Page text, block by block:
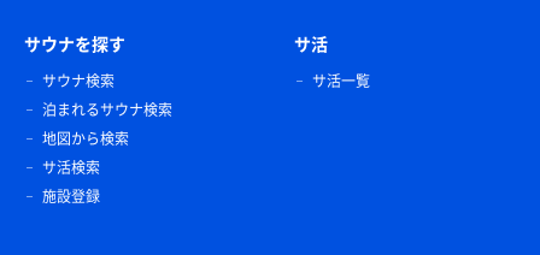
サウナを探す
サウナ検索
泊まれるサウナ検索
地図から検索
サ活検索
施設登録
サ活
サ活一覧